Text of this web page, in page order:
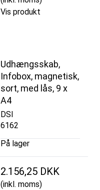
Vis produkt
Udhængsskab,
Infobox, magnetisk,
sort, med lås, 9 x
A4
DSI
6162
På lager
2.156,25 DKK
(inkl. moms)